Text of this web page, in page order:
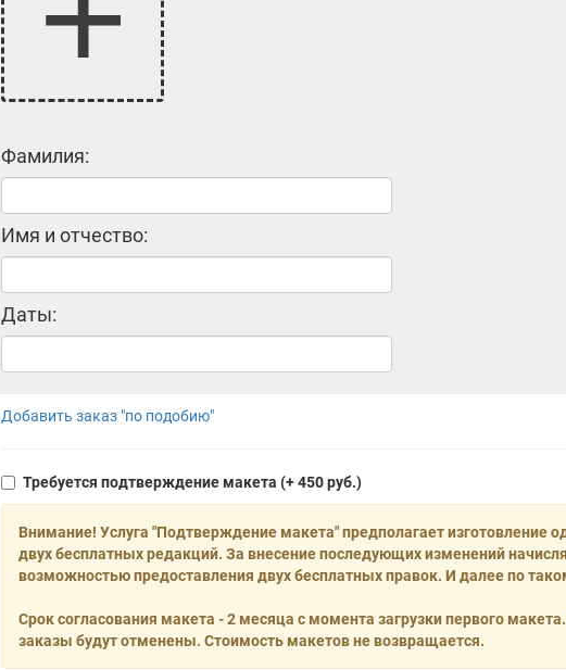
Фамилия:
Имя и отчество:
Даты:
Добавить заказ "по подобию"
Требуется подтверждение макета (+ 450 руб.)
Внимание! Услуга "Подтверждение макета" предполагает изготовление
двух бесплатных редакций. За внесение последующих изменений
возможностью предоставления двух бесплатных правок. И далее по
Срок согласования макета - 2 месяца с момента загрузки первого
заказы будут отменены. Стоимость макетов не возвращается.